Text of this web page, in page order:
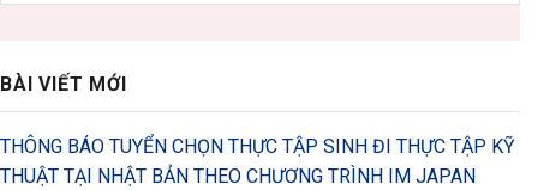
BÀI VIẾT MỚI
THÔNG BÁO TUYỂN CHỌN THỰC TẬP SINH ĐI THỰC TẬP KỸ
THUẬT TẠI NHẬT BẢN THEO CHƯƠNG TRÌNH IM JAPAN